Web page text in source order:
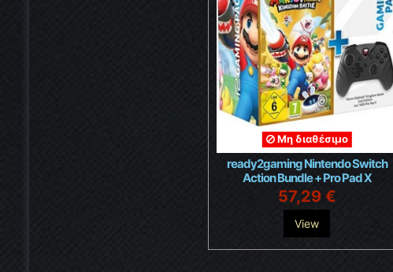
Μη διαθέσιμο
ready2gaming Nintendo Switch
Action Bundle + Pro Pad X
57,29 €
View